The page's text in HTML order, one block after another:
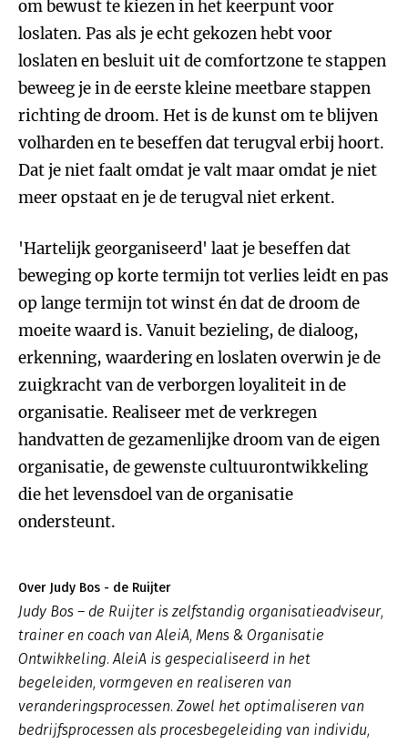
om bewust te kiezen in het keerpunt voor
loslaten. Pas als je echt gekozen hebt voor
loslaten en besluit uit de comfortzone te stappen
beweeg je in de eerste kleine meetbare stappen
richting de droom. Het is de kunst om te blijven
volharden en te beseffen dat terugval erbij hoort.
Dat je niet faalt omdat je valt maar omdat je niet
meer opstaat en je de terugval niet erkent.
'Hartelijk georganiseerd' laat je beseffen dat
beweging op korte termijn tot verlies leidt en pas
op lange termijn tot winst én dat de droom de
moeite waard is. Vanuit bezieling, de dialoog,
erkenning, waardering en loslaten overwin je de
zuigkracht van de verborgen loyaliteit in de
organisatie. Realiseer met de verkregen
handvatten de gezamenlijke droom van de eigen
organisatie, de gewenste cultuurontwikkeling
die het levensdoel van de organisatie
ondersteunt.
Over Judy Bos - de Ruijter
Judy Bos – de Ruijter is zelfstandig organisatieadviseur,
trainer en coach van AleiA, Mens & Organisatie
Ontwikkeling. AleiA is gespecialiseerd in het
begeleiden, vormgeven en realiseren van
veranderingsprocessen. Zowel het optimaliseren van
bedrijfsprocessen als procesbegeleiding van individu,